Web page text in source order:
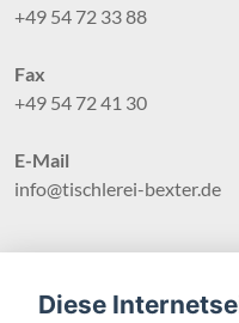
+49 54 72 33 88
Fax
+49 54 72 41 30
E-Mail
info@tischlerei-bexter.de
© Tischlerei Bexter
Diese